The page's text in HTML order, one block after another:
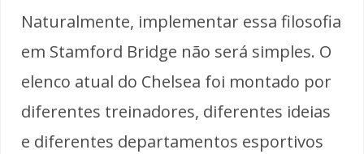
Naturalmente, implementar essa filosofia
em Stamford Bridge não será simples. O
elenco atual do Chelsea foi montado por
diferentes treinadores, diferentes ideias
e diferentes departamentos esportivos